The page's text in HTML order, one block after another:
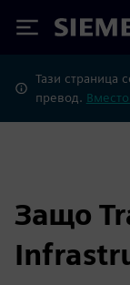
Siemens
Тази страница
превод.
Защо